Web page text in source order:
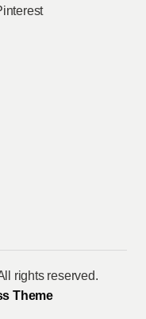
rights reserved.
Theme